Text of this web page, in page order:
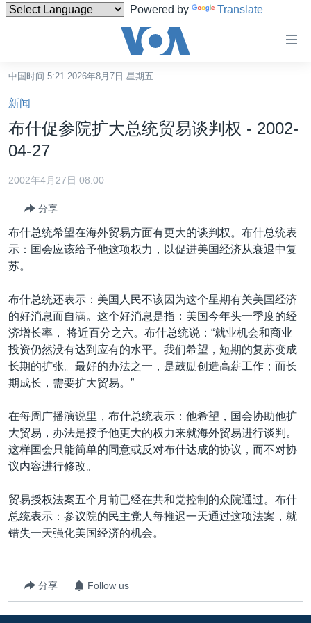
Powered by Translate
碍
链
接
转
内
转
到
导
跳
转
到
检
索
中国
国际
最新国际新闻
印太
欧洲
非洲
美洲
全球议题
分类新闻
经济·金融·贸易
人权·法律·宗教
科教·文娱·体健
军事
劳工
环境
美中关系
热点专题
白宫要闻
国会报道
美中关系
美国建国250周年
埃博拉疫情
美国之音专访
重要讲话与声明
台海两岸关系
南中国海争端
关注西藏
GEN Z 看美国
VOA视频
VOA今日焦点
中文广播
其他语言网站
中国时间 5:21 2026年8月7日 星期五
新闻
布什促参院扩大总统贸易谈判权 - 2002-
04-27
2002年4月27日 08:00
分享
布什总统希望在海外贸易方面有更大的谈判权。布什总统表
示：国会应该给予他这项权力，以促进美国经济从衰退中复
苏。
布什总统还表示：美国人民不该因为这个星期有关美国经济
的好消息而自满。这个好消息是指：美国今年头一季度的经
济增长率， 将近百分之六。布什总统说：“就业机会和商业
投资仍然没有达到应有的水平。我们希望，短期的复苏变成
长期的扩张。最好的办法之一，是鼓励创造高薪工作；而长
期成长，需要扩大贸易。”
在每周广播演说里，布什总统表示：他希望，国会协助他扩
大贸易，办法是授予他更大的权力来就海外贸易进行谈判。
这样国会只能简单的同意或反对布什达成的协议，而不对协
议内容进行修改。
贸易授权法案五个月前已经在共和党控制的众院通过。布什
总统表示：参议院的民主党人每推迟一天通过这项法案，就
错失一天强化美国经济的机会。
分享 Follow us